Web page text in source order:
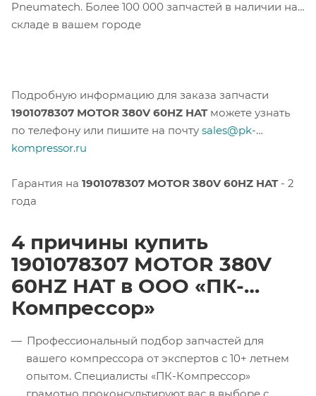
Pneumatech. Более 100 000 запчастей в наличии на
складе в вашем городе
Подробную информацию для заказа запчасти
1901078307 MOTOR 380V 60HZ HATможете узнать
по телефону или пишите на почту sales@pk-
kompressor.ru
Гарантия на 1901078307 MOTOR 380V 60HZ HAT- 2
года
4 причины купить
1901078307 MOTOR 380V
60HZ HAT в ООО «ПК-
Компрессор»
Профессиональный подбор запчастей для
вашего компрессора от экспертов с 10+ летнем
опытом. Специалисты «ПК-Компрессор»